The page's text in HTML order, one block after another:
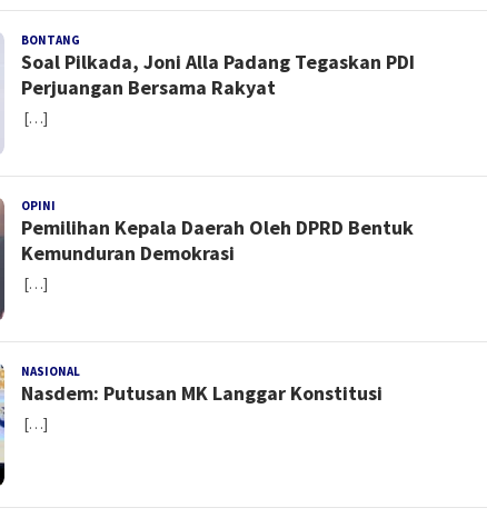
BONTANG
Soal Pilkada, Joni Alla Padang Tegaskan PDI
Perjuangan Bersama Rakyat
[…]
OPINI
Pemilihan Kepala Daerah Oleh DPRD Bentuk
Kemunduran Demokrasi
[…]
NASIONAL
Nasdem: Putusan MK Langgar Konstitusi
[…]